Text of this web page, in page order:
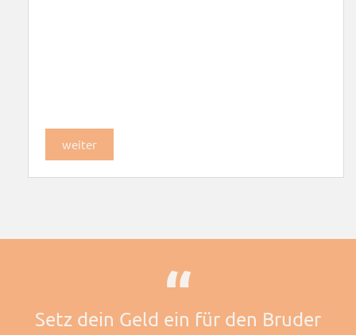
weiter
Setz dein Geld ein für den Bruder